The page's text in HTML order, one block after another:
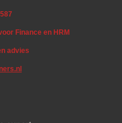
Finance en HRM
advies